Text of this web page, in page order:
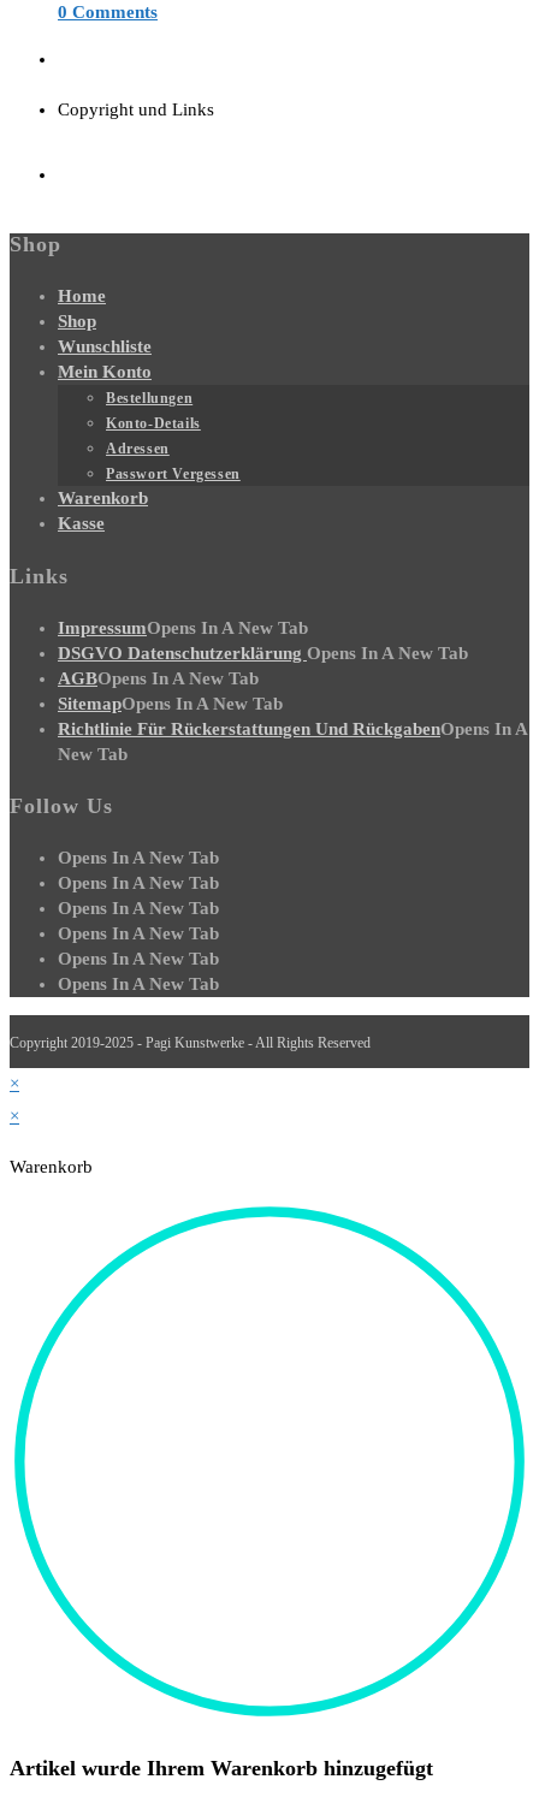
0 Comments
Copyright und Links
Shop
Home
Shop
Wunschliste
Mein Konto
Bestellungen
Konto-Details
Adressen
Passwort Vergessen
Warenkorb
Kasse
Links
ImpressumOpens In A New Tab
DSGVO Datenschutzerklärung Opens In A New Tab
AGBOpens In A New Tab
SitemapOpens In A New Tab
Richtlinie Für Rückerstattungen Und RückgabenOpens In A
New Tab
Follow Us
Opens In A New Tab
Opens In A New Tab
Opens In A New Tab
Opens In A New Tab
Opens In A New Tab
Opens In A New Tab
Copyright 2019-2025 - Pagi Kunstwerke - All Rights Reserved
×
×
Warenkorb
Artikel wurde Ihrem Warenkorb hinzugefügt